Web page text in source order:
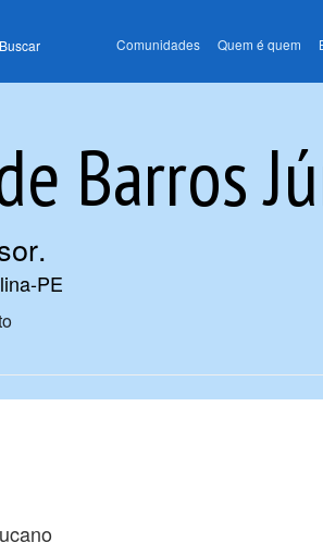
Buscar Comunidades Quem é quem
Barros
.
PE